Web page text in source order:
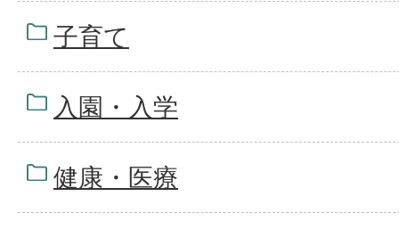
子育て
入園・入学
健康・医療